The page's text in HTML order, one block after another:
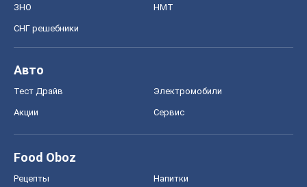
ЗНО НМТ
СНГ решебники
Авто
Тест Драйв Электромобили
Акции Сервис
Food Oboz
Рецепты Напитки